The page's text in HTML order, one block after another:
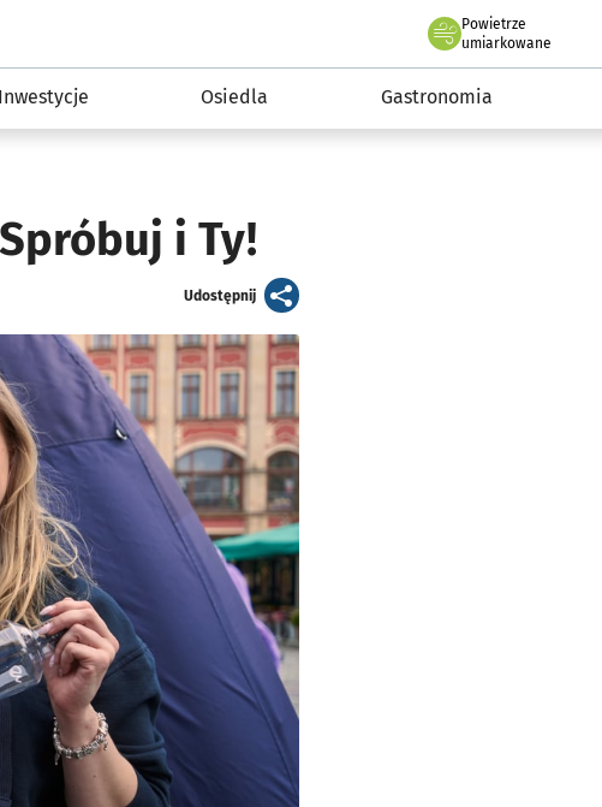
Dla mieszkańca
Powietrze
we Wrocławiu
umiarkowane
Inwestycje Osiedla Gastronomia
i Ty!
Udostępnijartykuł